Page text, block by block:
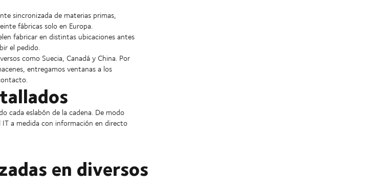
sincronizada de materias primas,
fábricas solo en Europa.
fabricar en distintas ubicaciones antes
el pedido.
como Suecia, Canadá y China. Por
entregamos ventanas a los
cada eslabón de la cadena. De modo
a medida con información en directo
en diversos